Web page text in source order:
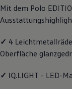
Mit dem Polo
✓ 4
Oberfläche
✓ IQ.LIGHT - LED-